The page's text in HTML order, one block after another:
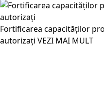
Fortificarea capacităților
autorizați VEZI MAI MULT